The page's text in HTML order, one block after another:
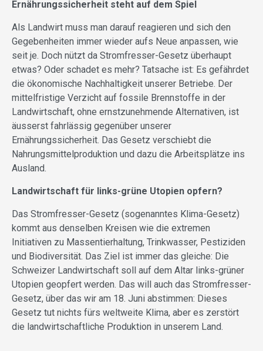
Ernährungssicherheit steht auf dem Spiel
Als Landwirt muss man darauf reagieren und sich den
Gegebenheiten immer wieder aufs Neue anpassen, wie
seit je. Doch nützt da Stromfresser-Gesetz überhaupt
etwas? Oder schadet es mehr? Tatsache ist: Es gefährdet
die ökonomische Nachhaltigkeit unserer Betriebe. Der
mittelfristige Verzicht auf fossile Brennstoffe in der
Landwirtschaft, ohne ernstzunehmende Alternativen, ist
äusserst fahrlässig gegenüber unserer
Ernährungssicherheit. Das Gesetz verschiebt die
Nahrungsmittelproduktion und dazu die Arbeitsplätze ins
Ausland.
Landwirtschaft für links-grüne Utopien opfern?
Das Stromfresser-Gesetz (sogenanntes Klima-Gesetz)
kommt aus denselben Kreisen wie die extremen
Initiativen zu Massentierhaltung, Trinkwasser, Pestiziden
und Biodiversität. Das Ziel ist immer das gleiche: Die
Schweizer Landwirtschaft soll auf dem Altar links-grüner
Utopien geopfert werden. Das will auch das Stromfresser-
Gesetz, über das wir am 18. Juni abstimmen: Dieses
Gesetz tut nichts fürs weltweite Klima, aber es zerstört
die landwirtschaftliche Produktion in unserem Land.